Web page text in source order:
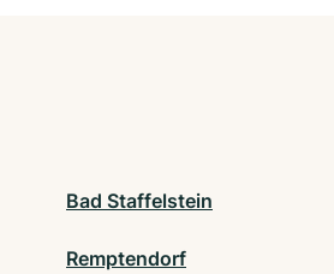
Bad Staffelstein
Remptendorf